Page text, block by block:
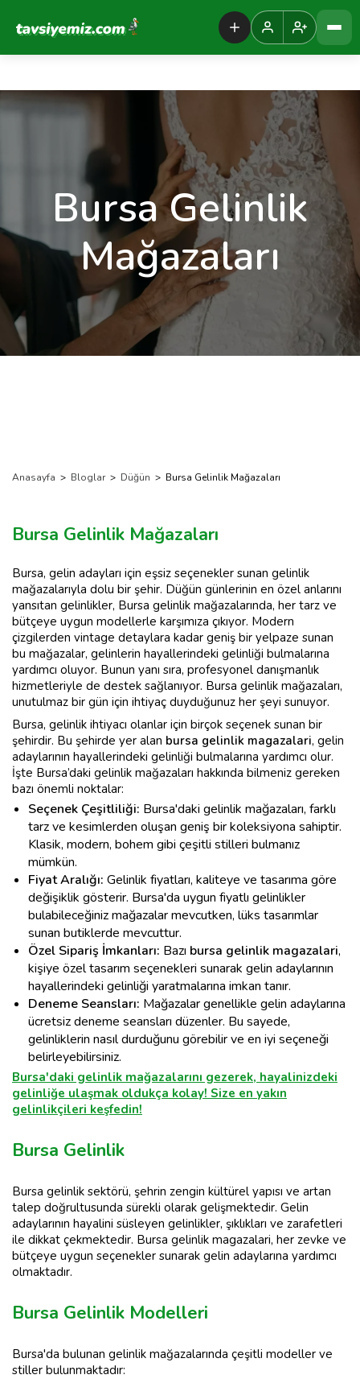
Tavsiyemiz Anasayfa
Bursa Gelinlik
Mağazaları
Anasayfa > Bloglar > Düğün > Bursa Gelinlik Mağazaları
Bursa Gelinlik Mağazaları
Bursa, gelin adayları için eşsiz seçenekler sunan gelinlik
mağazalarıyla dolu bir şehir. Düğün günlerinin en özel anlarını
yansıtan gelinlikler, Bursa gelinlik mağazalarında, her tarz ve
bütçeye uygun modellerle karşımıza çıkıyor. Modern
çizgilerden vintage detaylara kadar geniş bir yelpaze sunan
bu mağazalar, gelinlerin hayallerindeki gelinliği bulmalarına
yardımcı oluyor. Bunun yanı sıra, profesyonel danışmanlık
hizmetleriyle de destek sağlanıyor. Bursa gelinlik mağazaları,
unutulmaz bir gün için ihtiyaç duyduğunuz her şeyi sunuyor.
Bursa, gelinlik ihtiyacı olanlar için birçok seçenek sunan bir
şehirdir. Bu şehirde yer alan bursa gelinlik magazalari, gelin
adaylarının hayallerindeki gelinliği bulmalarına yardımcı olur.
İşte Bursa’daki gelinlik mağazaları hakkında bilmeniz gereken
bazı önemli noktalar:
Seçenek Çeşitliliği: Bursa'daki gelinlik mağazaları, farklı
tarz ve kesimlerden oluşan geniş bir koleksiyona sahiptir.
Klasik, modern, bohem gibi çeşitli stilleri bulmanız
mümkün.
Fiyat Aralığı: Gelinlik fiyatları, kaliteye ve tasarıma göre
değişiklik gösterir. Bursa'da uygun fiyatlı gelinlikler
bulabileceğiniz mağazalar mevcutken, lüks tasarımlar
sunan butiklerde mevcuttur.
Özel Sipariş İmkanları: Bazı bursa gelinlik magazalari,
kişiye özel tasarım seçenekleri sunarak gelin adaylarının
hayallerindeki gelinliği yaratmalarına imkan tanır.
Deneme Seansları: Mağazalar genellikle gelin adaylarına
ücretsiz deneme seansları düzenler. Bu sayede,
gelinliklerin nasıl durduğunu görebilir ve en iyi seçeneği
belirleyebilirsiniz.
Bursa'daki gelinlik mağazalarını gezerek, hayalinizdeki
gelinliğe ulaşmak oldukça kolay! Size en yakın
gelinlikçileri keşfedin!
Bursa Gelinlik
Bursa gelinlik sektörü, şehrin zengin kültürel yapısı ve artan
talep doğrultusunda sürekli olarak gelişmektedir. Gelin
adaylarının hayalini süsleyen gelinlikler, şıklıkları ve zarafetleri
ile dikkat çekmektedir. Bursa gelinlik magazalari, her zevke ve
bütçeye uygun seçenekler sunarak gelin adaylarına yardımcı
olmaktadır.
Bursa Gelinlik Modelleri
Bursa'da bulunan gelinlik mağazalarında çeşitli modeller ve
stiller bulunmaktadır: